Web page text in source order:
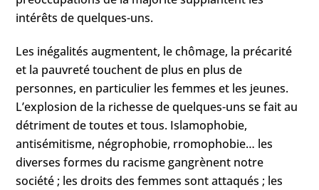
intérêts de quelques-uns.
Les inégalités augmentent, le chômage, la précarité
et la pauvreté touchent de plus en plus de
personnes, en particulier les femmes et les jeunes.
L’explosion de la richesse de quelques-uns se fait au
détriment de toutes et tous. Islamophobie,
antisémitisme, négrophobie, rromophobie… les
diverses formes du racisme gangrènent notre
société ; les droits des femmes sont attaqués ; les